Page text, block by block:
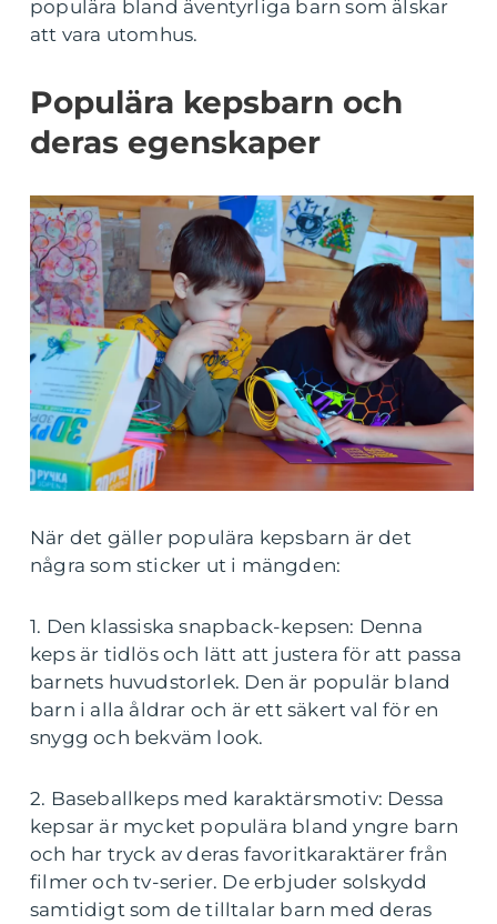
populära bland äventyrliga barn som älskar
att vara utomhus.
Populära kepsbarn och
deras egenskaper
När det gäller populära kepsbarn är det
några som sticker ut i mängden:
1. Den klassiska snapback-kepsen: Denna
keps är tidlös och lätt att justera för att passa
barnets huvudstorlek. Den är populär bland
barn i alla åldrar och är ett säkert val för en
snygg och bekväm look.
2. Baseballkeps med karaktärsmotiv: Dessa
kepsar är mycket populära bland yngre barn
och har tryck av deras favoritkaraktärer från
filmer och tv-serier. De erbjuder solskydd
samtidigt som de tilltalar barn med deras